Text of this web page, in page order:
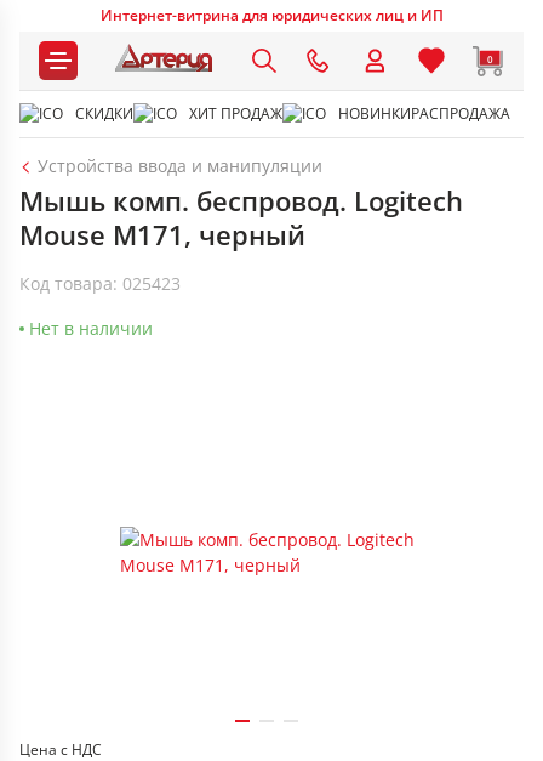
Интернет-витрина для юридических лиц и ИП
0
СКИДКИ ХИТ ПРОДАЖ НОВИНКИРАСПРОДАЖА
Устройства ввода и манипуляции
Мышь комп. беспровод. Logitech
Mouse M171, черный
Код товара: 025423
Нет в наличии
Цена с НДС